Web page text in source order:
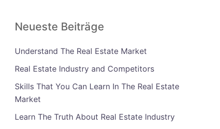
Neueste Beiträge
Understand The Real Estate Market
Real Estate Industry and Competitors
Skills That You Can Learn In The Real Estate
Market
Learn The Truth About Real Estate Industry